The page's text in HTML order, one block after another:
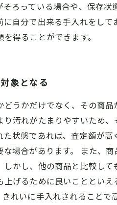
ろっている場合や、保存
自分で出来る手入れをし
得ることができます。
象となる
うかだけでなく、その商
汚れがたまりやすいため
状態であれば、査定額が
場合があります。 また、
かし、他の商品と比較し
げるために良いこととい
れいに手入れされること